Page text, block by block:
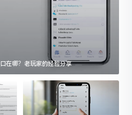
在哪？老玩家的经验分享